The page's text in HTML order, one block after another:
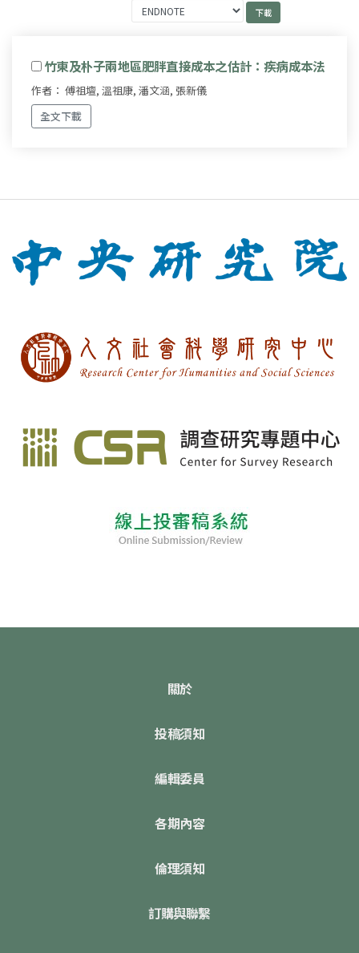
竹東及朴子兩地區肥胖直接成本之估計：疾病成本法
作者： 傅祖壇, 溫祖康, 潘文涵, 張新儀
全文下載
關於
投稿須知
編輯委員
各期內容
倫理須知
訂購與聯繫